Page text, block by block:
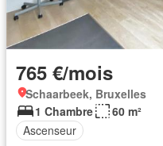
765 €/mois
Schaarbeek, Bruxelles
1 Chambre
60 m²
Ascenseur